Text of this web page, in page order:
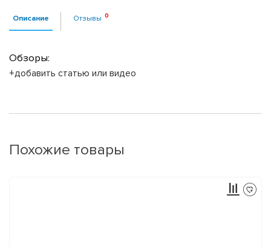
Описание Отзывы
Обзоры:
+добавить статью или видео
Похожие товары